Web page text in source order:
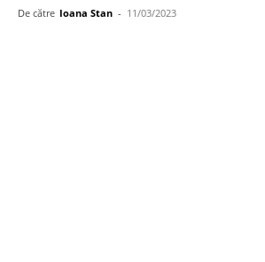
De către Ioana Stan - 11/03/2023